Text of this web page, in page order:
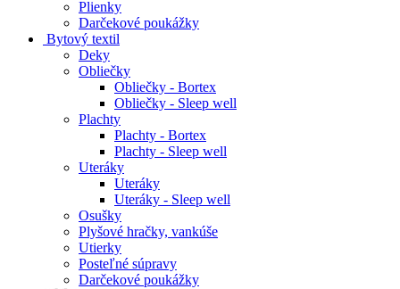
Plienky
Darčekové poukážky
Bytový textil
Deky
Obliečky
Obliečky - Bortex
Obliečky - Sleep well
Plachty
Plachty - Bortex
Plachty - Sleep well
Uteráky
Uteráky
Uteráky - Sleep well
Osušky
Plyšové hračky, vankúše
Utierky
Posteľné súpravy
Darčekové poukážky